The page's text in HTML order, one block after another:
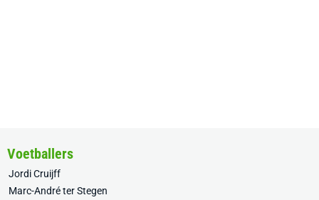
Voetballers
Jordi Cruijff
Marc-André ter Stegen